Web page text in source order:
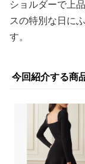
ショルダーで上
スの特別な日に
す。
今回紹介する商